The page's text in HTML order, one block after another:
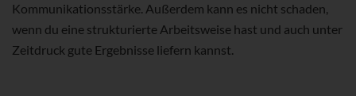
Kommunikationsstärke. Außerdem kann es nicht schaden,
wenn du eine strukturierte Arbeitsweise hast und auch unter
Zeitdruck gute Ergebnisse liefern kannst.